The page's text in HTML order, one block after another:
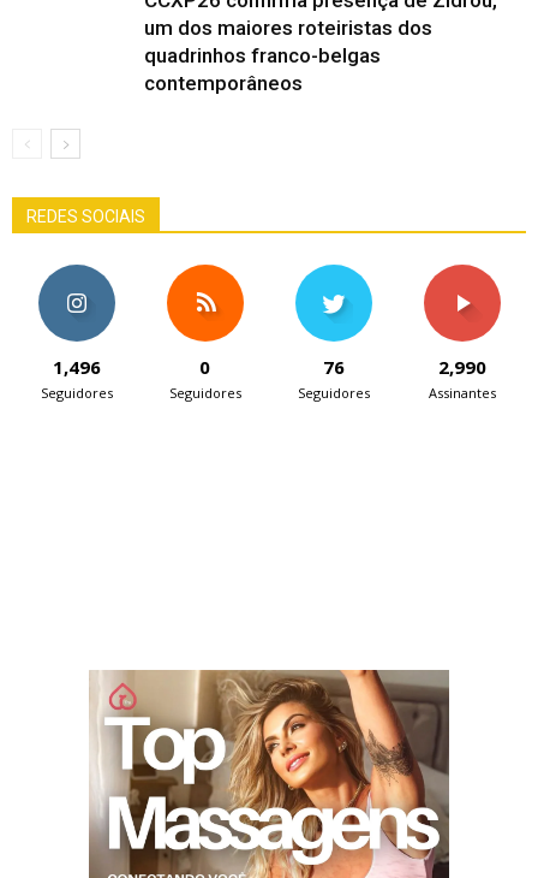
um dos maiores roteiristas dos
quadrinhos franco-belgas
contemporâneos
REDES SOCIAIS
1,496
Seguidores
0
Seguidores
76
Seguidores
2,990
Assinantes